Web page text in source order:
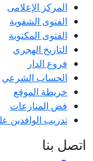
المركز الإعلامى
الفتوى الشفوية
الفتوى المكتوبة
التاريخ الهجري
فروع الدار
الحساب الشرعي
خريطة الموقع
فض المنازعات
تدريب الوافدين
اتصل بنا